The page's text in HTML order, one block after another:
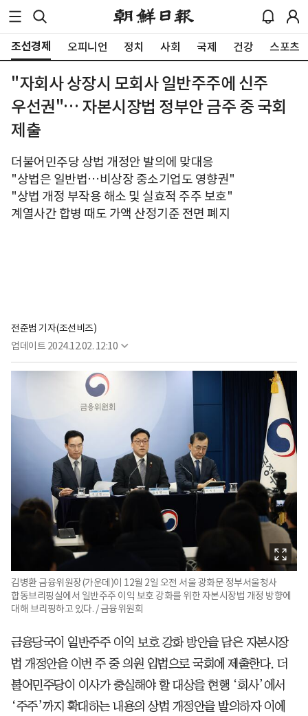
조선경제 오피니언 정치 사회 국제 건강 스포츠
"자회사 상장시 모회사 일반주주에 신주
우선권"… 자본시장법 정부안 금주 중 국회
제출
더불어민주당 상법 개정안 발의에 맞대응
"상법은 일반법…비상장 중소기업도 영향권"
"상법 개정 부작용 해소 및 실효적 주주 보호"
계열사간 합병 때도 가액 산정기준 전면 폐지
전준범 기자(조선비즈)
업데이트 2024.12.02. 12:10
김병환 금융위원장(가운데)이 12월 2일 오전 서울 광화문 정부서울청사
합동브리핑실에서 일반주주 이익 보호 강화를 위한 자본시장법 개정 방향에
대해 브리핑하고 있다. / 금융위원회
금융당국이 일반주주 이익 보호 강화 방안을 담은 자본시장
법 개정안을 이번 주 중 의원 입법으로 국회에 제출한다. 더
불어민주당이 이사가 충실해야 할 대상을 현행 ‘회사’에서
‘주주’까지 확대하는 내용의 상법 개정안을 발의하자 이에